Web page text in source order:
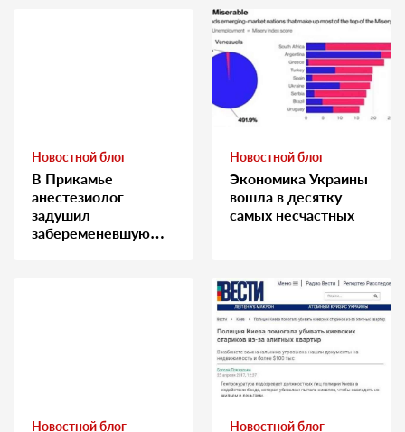
Новостной блог
В Прикамье
анестезиолог
задушил
забеременевшую
Новостной блог
Экономика Украины
вошла в десятку
самых несчастных
Новостной блог Новостной блог